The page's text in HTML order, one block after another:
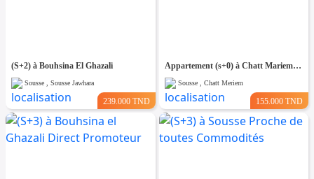
(S+2) à Bouhsina El Ghazali
Sousse , Sousse Jawhara
239.000 TND
Appartement (s+0) à Chatt Mariem Prés de la mer
Sousse , Chatt Meriem
155.000 TND